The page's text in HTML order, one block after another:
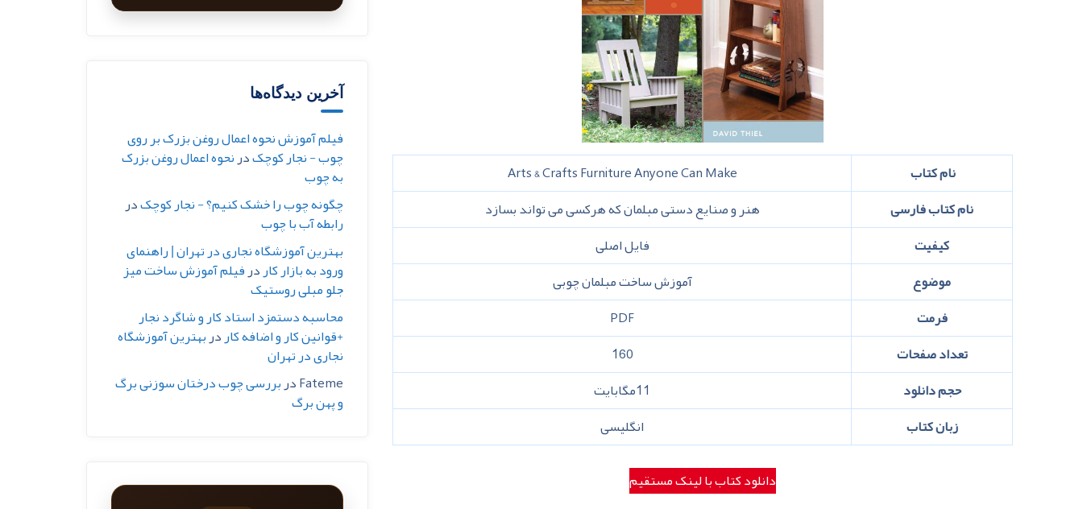
نام کتاب
Arts & Crafts Furniture Anyone Can Make
نام کتاب فارسی
هنر و صنایع دستی مبلمان که هرکسی می تواند بسازد
کیفیت
فایل اصلی
موضوع
آموزش ساخت مبلمان چوبی
فرمت
PDF
تعداد صفحات
160
حجم دانلود
11مگابایت
زبان کتاب
انگلیسی
دانلود کتاب با لینک مستقیم
آخرین دیدگاه‌ها
فیلم آموزش نحوه اعمال روغن بزرک بر روی
چوب - نجار کوچکدرنحوه اعمال روغن بزرک
به چوب
چگونه چوب را خشک کنیم؟ - نجار کوچکدر
رابطه آب با چوب
بهترین آموزشگاه نجاری در تهران | راهنمای
ورود به بازار کاردرفیلم آموزش ساخت میز
جلو مبلی روستیک
محاسبه دستمزد استاد کار و شاگرد نجار
+قوانین کار و اضافه کاردربهترین آموزشگاه
نجاری در تهران
Fatemeدربررسی چوب درختان سوزنی برگ
و پهن برگ